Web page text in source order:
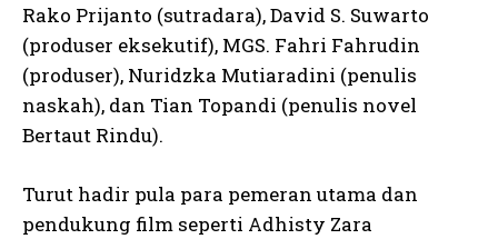
Rako Prijanto (sutradara), David S. Suwarto
(produser eksekutif), MGS. Fahri Fahrudin
(produser), Nuridzka Mutiaradini (penulis
naskah), dan Tian Topandi (penulis novel
Bertaut Rindu).
Turut hadir pula para pemeran utama dan
pendukung film seperti Adhisty Zara